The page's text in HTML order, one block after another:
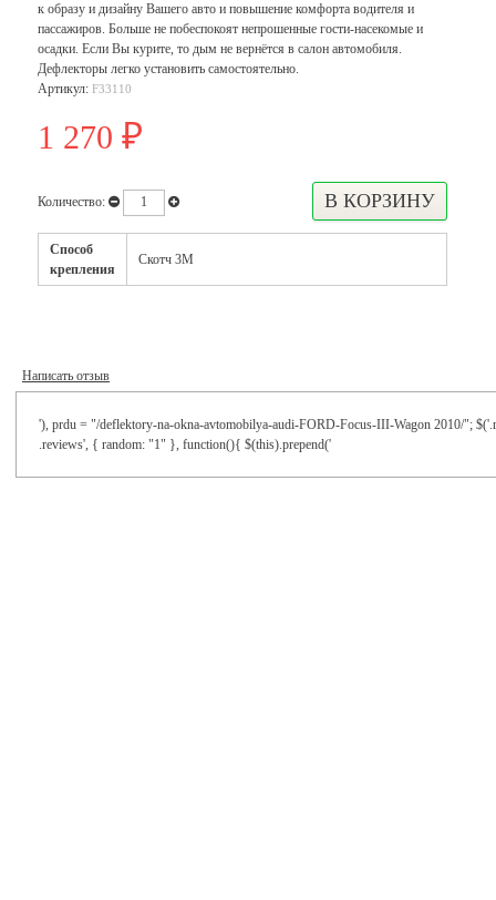
к образу и дизайну Вашего авто и повышение комфорта водителя и
пассажиров. Больше не побеспокоят непрошенные гости-насекомые и
осадки. Если Вы курите, то дым не вернётся в салон автомобиля.
Дефлекторы легко установить самостоятельно.
Артикул: F33110
1 270 ₽
Количество:
Способ
крепления
Скотч 3М
Написать отзыв
'), prdu = "/deflektory-na-okna-avtomobilya-audi-FORD-Focus-III-Wagon 2010/";
.reviews', { random: "1" }, function(){ $(this).prepend('